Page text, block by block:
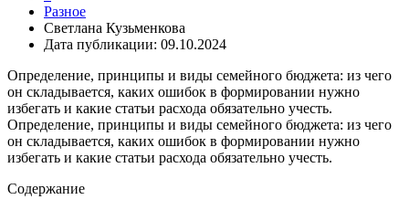
Разное
Светлана Кузьменкова
Дата публикации: 09.10.2024
Определение, принципы и виды семейного бюджета: из чего
он складывается, каких ошибок в формировании нужно
избегать и какие статьи расхода обязательно учесть.
Определение, принципы и виды семейного бюджета: из чего
он складывается, каких ошибок в формировании нужно
избегать и какие статьи расхода обязательно учесть.
Содержание